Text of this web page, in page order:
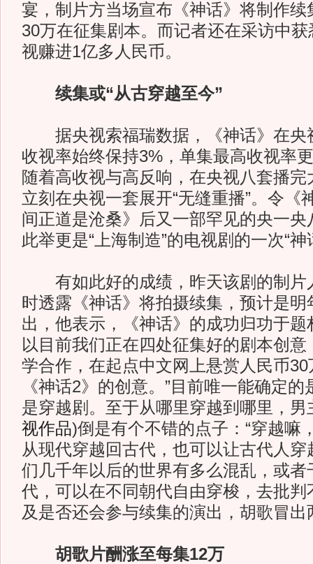
宴，制片方当场宣布《神话》将制作续
30万在征集剧本。而记者还在采访中
视赚进1亿多人民币。
续集或“从古穿越至今”
据央视索福瑞数据，《神话》在央
收视率始终保持3%，单集最高收视率
随着高收视与高反响，在央视八套播
立刻在央视一套展开“无缝重播”。令《
间正道是沧桑》后又一部罕见的央一央
此举更是“上海制造”的电视剧的一次“神
有如此好的成绩，昨天该剧的制片
时透露《神话》将拍摄续集，预计是明
出，他表示，《神话》的成功归功于题
以目前我们正在四处征集好的剧本创
学合作，在起点中文网上悬赏人民币
《神话2》的创意。”目前唯一能确定
是穿越剧。至于从哪里穿越到哪里，男
视作品)倒是有个不错的点子：“穿越嘛
从现代穿越回古代，也可以让古代人
们几千年以后的世界有多么混乱，或者
代，可以在不同朝代自由穿梭，去批判
及是否还会参与续集的演出，胡歌冒出
胡歌片酬涨至每集12万